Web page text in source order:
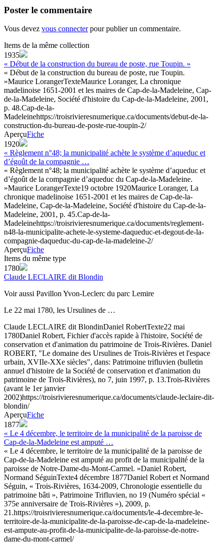
Poster le commentaire
Vous devez vous connecterpour publier un commentaire.
Items de la même collection
1935
« Début de la construction du bureau de poste, rue Toupin. »
« Début de la construction du bureau de poste, rue Toupin.
»Maurice LorangerTexteMaurice Loranger, La chronique
madelinoise 1651-2001 et les maires de Cap-de-la-Madeleine, Cap-
de-la-Madeleine, Société d'histoire du Cap-de-la-Madeleine, 2001,
p. 48.Cap-de-la-
Madeleinehttps://troisrivieresnumerique.ca/documents/debut-de-la-
construction-du-bureau-de-poste-rue-toupin-2/
AperçuFiche
1920
« Règlement n°48; la municipalité achète le système d’aqueduc et
d’égoût de la compagnie …
« Règlement n°48; la municipalité achète le système d’aqueduc et
d’égoût de la compagnie d’aqueduc du Cap-de-la-Madeleine.
»Maurice LorangerTexte19 octobre 1920Maurice Loranger, La
chronique madelinoise 1651-2001 et les maires de Cap-de-la-
Madeleine, Cap-de-la-Madeleine, Société d'histoire du Cap-de-la-
Madeleine, 2001, p. 45.Cap-de-la-
Madeleinehttps://troisrivieresnumerique.ca/documents/reglement-
n48-la-municipalite-achete-le-systeme-daqueduc-et-degout-de-la-
compagnie-daqueduc-du-cap-de-la-madeleine-2/
AperçuFiche
Items du même type
1780
Claude LECLAIRE dit Blondin
Voir aussi Pavillon Yvon-Leclerc du parc Lemire
Le 22 mai 1780, les Ursulines de …
Claude LECLAIRE dit BlondinDaniel RobertTexte22 mai
1780Daniel Robert, Fichier d'accès rapide à l'histoire, Société de
conservation et d'animation du patrimoine de Trois-Rivières. Daniel
ROBERT, "Le domaine des Ursulines de Trois-Rivières et l'espace
urbain, XVIIe-XXe siècles", dans: Patrimoine trifluvien (bulletin
annuel d'histoire de la Société de conservation et d'animation du
patrimoine de Trois-Rivières), no 7, juin 1997, p. 13.Trois-Rivières
(avant le 1er janvier
2002)https://troisrivieresnumerique.ca/documents/claude-leclaire-dit-
blondin/
AperçuFiche
1877
« Le 4 décembre, le territoire de la municipalité de la paroisse de
Cap-de-la-Madeleine est amputé …
« Le 4 décembre, le territoire de la municipalité de la paroisse de
Cap-de-la-Madeleine est amputé au profit de la municipalité de la
paroisse de Notre-Dame-du-Mont-Carmel. »Daniel Robert,
Normand SéguinTexte4 décembre 1877Daniel Robert et Normand
Séguin, « Trois-Rivières, 1634-2009, Chronologie essentielle du
patrimoine bâti », Patrimoine Trifluvien, no 19 (Numéro spécial «
375e anniversaire de Trois-Rivières »), 2009, p.
21.https://troisrivieresnumerique.ca/documents/le-4-decembre-le-
territoire-de-la-municipalite-de-la-paroisse-de-cap-de-la-madeleine-
est-ampute-au-profit-de-la-municipalite-de-la-paroisse-de-notre-
dame-du-mont-carmel/